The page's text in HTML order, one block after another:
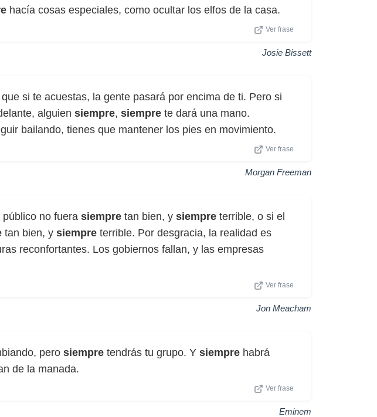
hacía cosas especiales, como ocultar los elfos de la casa.
Ver frase
Josie Bissett
si te acuestas, la gente pasará por encima de ti. Pero si
alguien siempre, siempre te dará una mano.
bailando, tienes que mantener los pies en movimiento.
Ver frase
Morgan Freeman
no fuera siempre tan bien, y siempre terrible, o si el
tan bien, y siempre terrible. Por desgracia, la realidad es
reconfortantes. Los gobiernos fallan, y las empresas
Ver frase
Jon Meacham
pero siempre tendrás tu grupo. Y siempre habrá
de la manada.
Ver frase
Eminem